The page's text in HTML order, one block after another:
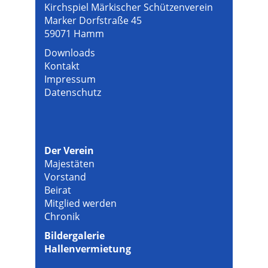
Kirchspiel Märkischer Schützenverein
Marker Dorfstraße 45
59071 Hamm
Downloads
Kontakt
Impressum
Datenschutz
Der Verein
Majestäten
Vorstand
Beirat
Mitglied werden
Chronik
Bildergalerie
Hallenvermietung